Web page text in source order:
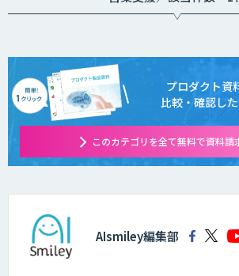
プロダクト資
比較・確認し
このカテゴリを全て無料で資料請
AIsmiley編集部